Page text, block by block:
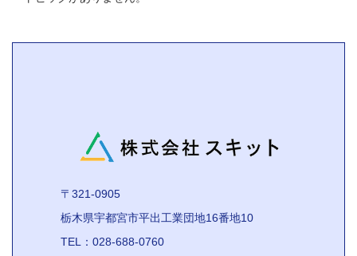
〒321-0905
栃木県宇都宮市平出工業団地16番地10
TEL：028-688-0760